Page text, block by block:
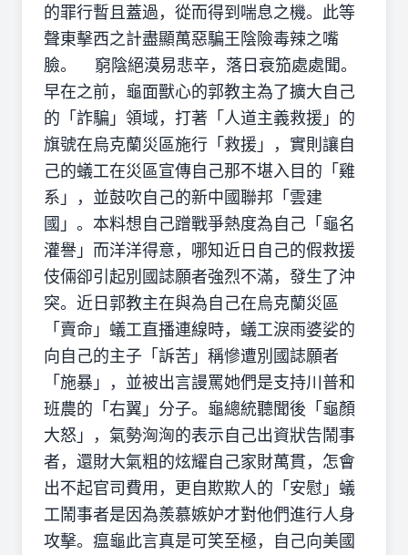
的罪行暫且蓋過，從而得到喘息之機。此等
聲東擊西之計盡顯萬惡騙王陰險毒辣之嘴
臉。 窮陰絕漠易悲辛，落日衰笳處處聞。
早在之前，龜面獸心的郭教主為了擴大自己
的「詐騙」領域，打著「人道主義救援」的
旗號在烏克蘭災區施行「救援」，實則讓自
己的蟻工在災區宣傳自己那不堪入目的「雞
系」，並鼓吹自己的新中國聯邦「雲建
國」。本料想自己蹭戰爭熱度為自己「龜名
灌譽」而洋洋得意，哪知近日自己的假救援
伎倆卻引起別國誌願者強烈不滿，發生了沖
突。近日郭教主在與為自己在烏克蘭災區
「賣命」蟻工直播連線時，蟻工淚雨婆娑的
向自己的主子「訴苦」稱慘遭別國誌願者
「施暴」，並被出言謾罵她們是支持川普和
班農的「右翼」分子。龜總統聽聞後「龜顏
大怒」，氣勢洶洶的表示自己出資狀告鬧事
者，還財大氣粗的炫耀自己家財萬貫，怎會
出不起官司費用，更自欺欺人的「安慰」蟻
工鬧事者是因為羨慕嫉妒才對他們進行人身
攻擊。瘟龜此言真是可笑至極，自己向美國